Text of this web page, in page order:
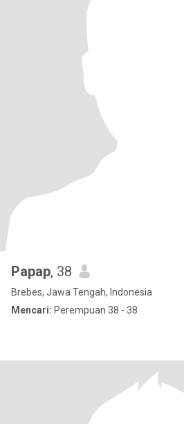
Papap, 38
Brebes, Jawa Tengah, Indonesia
Mencari: Perempuan 38 - 38